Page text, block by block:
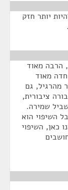
יותר חזק
הרבה מאוד
חדה מאוד
מהרגיל, גם
ציבורית,
שמירה.
השיפוי הוא
כאן, השיפוי